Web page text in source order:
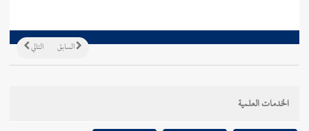
التالي السابق
الخدمات العلمية